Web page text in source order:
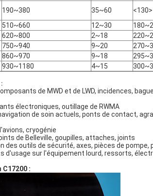
190~380 35~60 <130>
510~660 12~30
620~800 2~18
750~940 9~20
860~970 9~18
930~1180 4~15
:
de MWD et de LWD, incidences,
électroniques, outillage de RWMA
de soin actuels, ponts de contact,
cryogénie
de Belleville, goupilles, attaches, joints
outils de sécurité, axes, pièces de pompe,
d'usage sur l'équipement lourd, ressorts,
: